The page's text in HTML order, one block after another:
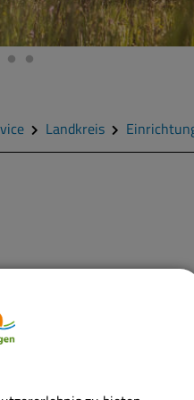
Landkreis